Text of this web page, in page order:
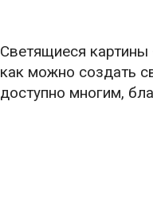
Светящиеся
как можно создать
доступно многим,